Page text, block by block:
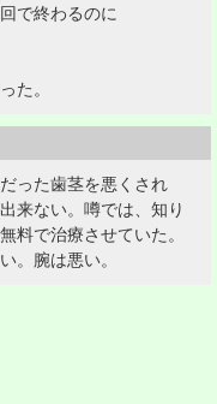
で終わるのに
た。
った歯茎を悪くされ
来ない。噂では、知り
料で治療させていた。
。腕は悪い。